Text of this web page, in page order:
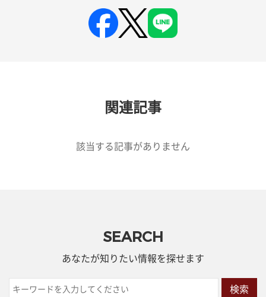
関連記事
該当する記事がありません
SEARCH
あなたが知りたい情報を探せます
検索